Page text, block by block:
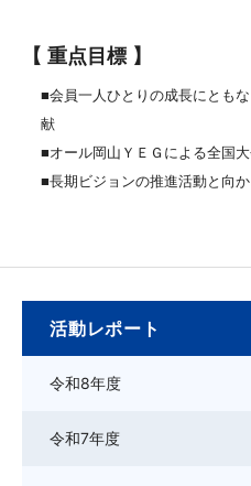
【 重点目標 】
■会員一人ひとりの成長にとも
献
■オール岡山ＹＥＧによる全国
■長期ビジョンの推進活動と向
活動レポート
令和8年度
令和7年度